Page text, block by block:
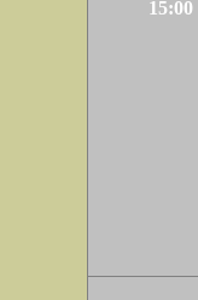
15:00